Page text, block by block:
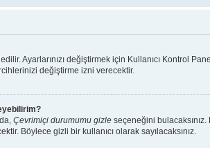
Ayarlarınızı değiştirmek için Kullanıcı Kontrol
değiştirme izni verecektir.
Çevrimiçi durumumu gizle seçeneğini bulacaksınız.
Böylece gizli bir kullanıcı olarak sayılacaksınız.